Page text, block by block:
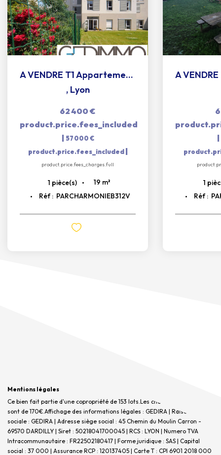
A VENDRE T1 Appartement spécial Investisseur!!!
, Lyon
62 400 €
product.price.fees_included
|57 000 €
product.price.fees_included|
product.price.fees_charges.full
1 pièce(s) 19 m²
Réf : PARCHARMONIEB312V
|
1
Réf :
Mentions légales
Ce bien fait partie d'une copropriété de 153 lots.Les charges annuelles
sont de 170€. Affichage des informations légales : GEDIRA | Raison
sociale : GEDIRA | Adresse siège social : 45 Chemin du Moulin Carron -
69570 DARDILLY | Siret : 50218041700045 | RCS : LYON | Numero TVA
Intracommunautaire : FR22502180417 | Forme juridique : SAS | Capital
social : 37 000 | Assurance RCP : 120137405 | Carte T : CPI 6901 2018 000